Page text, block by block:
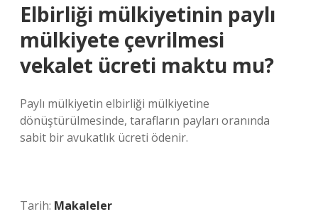
Elbirliği mülkiyetinin paylı
mülkiyete çevrilmesi
vekalet ücreti maktu mu?
Paylı mülkiyetin elbirliği mülkiyetine
dönüştürülmesinde, tarafların payları oranında
sabit bir avukatlık ücreti ödenir.
Tarih: Makaleler